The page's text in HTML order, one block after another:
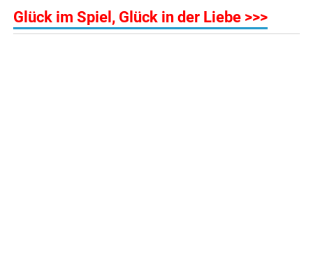
Glück im Spiel, Glück in der Liebe >>>